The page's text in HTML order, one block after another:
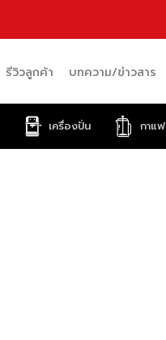
รีวิวลูกค้า บทความ/ข่าวสาร
เครื่องปั่น กาแฟ